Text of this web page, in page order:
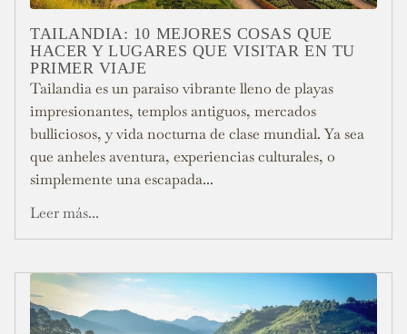
TAILANDIA: 10 MEJORES COSAS QUE
HACER Y LUGARES QUE VISITAR EN TU
PRIMER VIAJE
Tailandia es un paraiso vibrante lleno de playas
impresionantes, templos antiguos, mercados
bulliciosos, y vida nocturna de clase mundial. Ya sea
que anheles aventura, experiencias culturales, o
simplemente una escapada...
Leer más...